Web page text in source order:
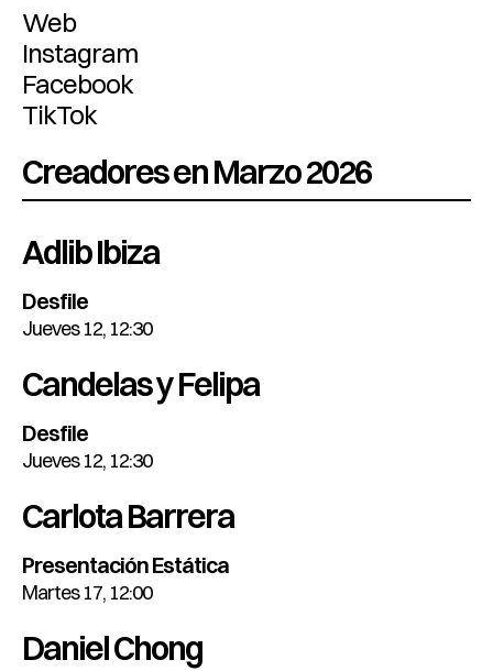
Web
Instagram
Facebook
TikTok
Creadores en Marzo 2026
Adlib Ibiza
Desfile
Jueves 12, 12:30
Candelas y Felipa
Desfile
Jueves 12, 12:30
Carlota Barrera
Presentación Estática
Martes 17, 12:00
Daniel Chong